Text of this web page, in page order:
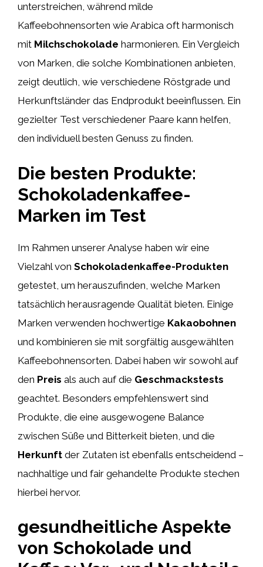
unterstreichen, während milde
Kaffeebohnensorten wie Arabica oft harmonisch
mit Milchschokolade harmonieren. Ein Vergleich
von Marken, die solche Kombinationen anbieten,
zeigt deutlich, wie verschiedene Röstgrade und
Herkunftsländer das Endprodukt beeinflussen. Ein
gezielter Test verschiedener Paare kann helfen,
den individuell besten Genuss zu finden.
Die besten Produkte:
Schokoladenkaffee-
Marken im Test
Im Rahmen unserer Analyse haben wir eine
Vielzahl von Schokoladenkaffee-Produkten
getestet, um herauszufinden, welche Marken
tatsächlich herausragende Qualität bieten. Einige
Marken verwenden hochwertige Kakaobohnen
und kombinieren sie mit sorgfältig ausgewählten
Kaffeebohnensorten. Dabei haben wir sowohl auf
den Preis als auch auf die Geschmackstests
geachtet. Besonders empfehlenswert sind
Produkte, die eine ausgewogene Balance
zwischen Süße und Bitterkeit bieten, und die
Herkunft der Zutaten ist ebenfalls entscheidend –
nachhaltige und fair gehandelte Produkte stechen
hierbei hervor.
gesundheitliche Aspekte
von Schokolade und